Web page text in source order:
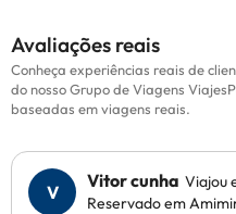
Avaliações reais
Conheça experiências reais de
do nosso Grupo de Viagens
baseadas em viagens reais.
Vitor cunha Viajou
Reservado em